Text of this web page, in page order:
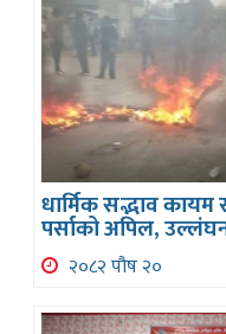
धार्मिक सद्भाव कायम
पर्साको अपिल,
२०८२ पौष २०